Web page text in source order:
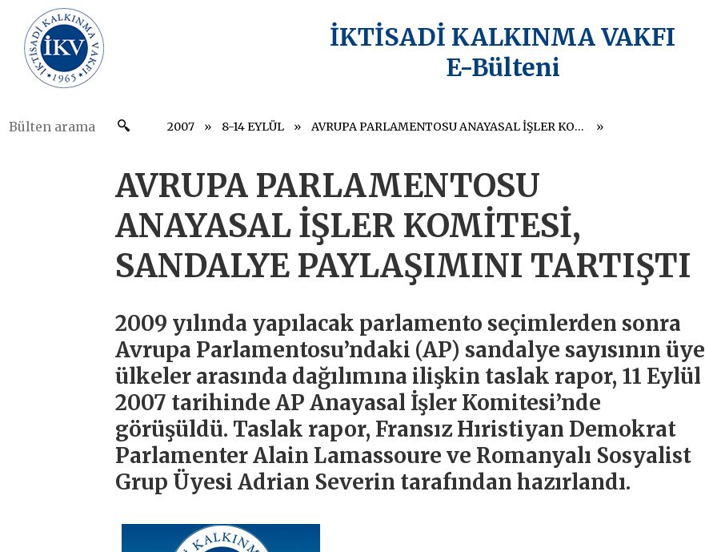
İKTİSADİ KALKINMA VAKFI
E-Bülteni
2007 8-14 EYLÜL AVRUPA PARLAMENTOSU ANAYASAL İŞLER KOMİTESİ, SANDALYE PAYLAŞIMINI TARTIŞTI
AVRUPA PARLAMENTOSU
ANAYASAL İŞLER KOMİTESİ,
SANDALYE PAYLAŞIMINI TARTIŞTI
2009 yılında yapılacak parlamento seçimlerden sonra
Avrupa Parlamentosu’ndaki (AP) sandalye sayısının üye
ülkeler arasında dağılımına ilişkin taslak rapor, 11 Eylül
2007 tarihinde AP Anayasal İşler Komitesi’nde
görüşüldü. Taslak rapor, Fransız Hıristiyan Demokrat
Parlamenter Alain Lamassoure ve Romanyalı Sosyalist
Grup Üyesi Adrian Severin tarafından hazırlandı.